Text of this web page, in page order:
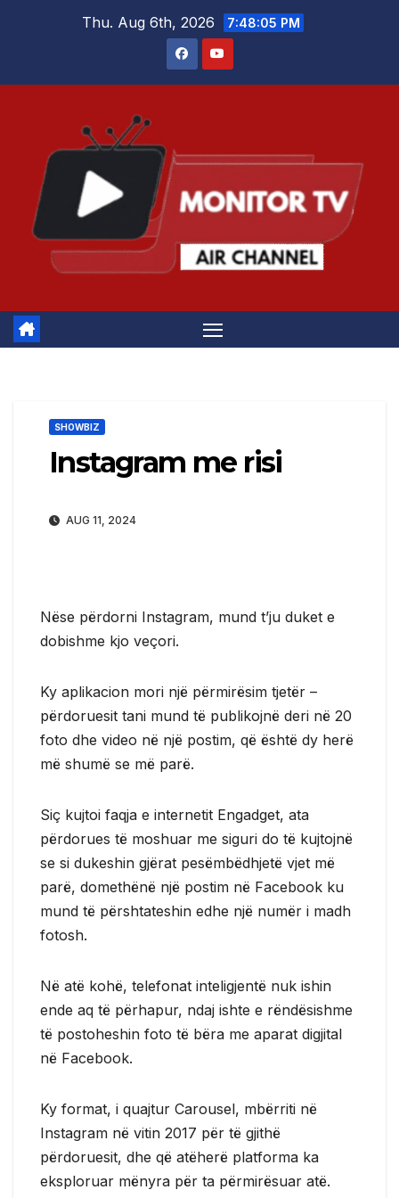
Thu. Aug 6th, 2026 7:48:06 PM
SHOWBIZ
Instagram me risi
AUG 11, 2024
Nëse përdorni Instagram, mund t’ju duket e
dobishme kjo veçori.
Ky aplikacion mori një përmirësim tjetër –
përdoruesit tani mund të publikojnë deri në 20
foto dhe video në një postim, që është dy herë
më shumë se më parë.
Siç kujtoi faqja e internetit Engadget, ata
përdorues të moshuar me siguri do të kujtojnë
se si dukeshin gjërat pesëmbëdhjetë vjet më
parë, domethënë një postim në Facebook ku
mund të përshtateshin edhe një numër i madh
fotosh.
Në atë kohë, telefonat inteligjentë nuk ishin
ende aq të përhapur, ndaj ishte e rëndësishme
të postoheshin foto të bëra me aparat digjital
në Facebook.
Ky format, i quajtur Carousel, mbërriti në
Instagram në vitin 2017 për të gjithë
përdoruesit, dhe që atëherë platforma ka
eksploruar mënyra për ta përmirësuar atë.